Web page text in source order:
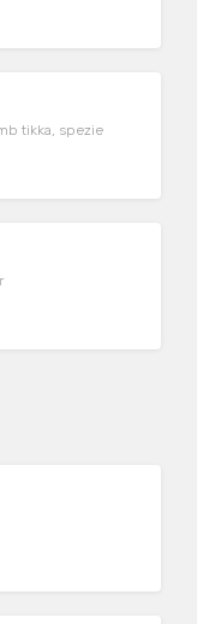
tikka, spezie